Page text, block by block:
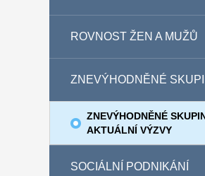
ROVNOST ŽEN A MUŽŮ
ZNEVÝHODNĚNÉ
ZNEVÝHODNĚNÉ
AKTUÁLNÍ VÝZVY
SOCIÁLNÍ PODNIKÁNÍ